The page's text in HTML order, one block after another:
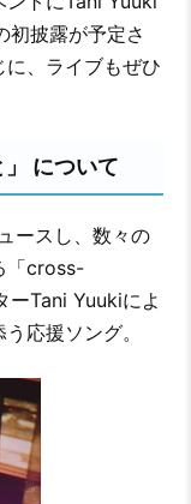
披露が予定さ
、ライブもぜひ
について
ースし、数々の
「cross-
ーTani Yuukiによ
応援ソング。